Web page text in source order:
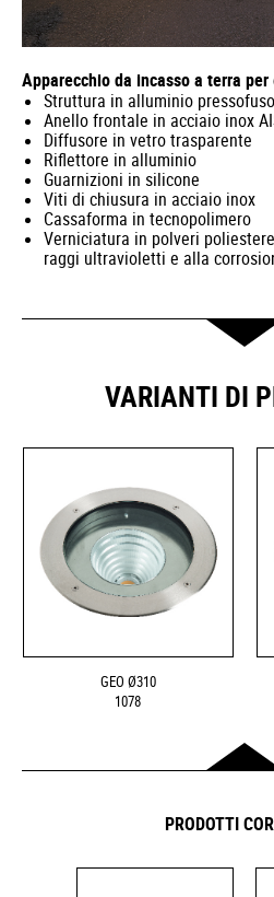
Apparecchio da incasso a terra
Struttura in alluminio pressofuso
Anello frontale in acciaio inox
Diffusore in vetro trasparente
Riflettore in alluminio
Guarnizioni in silicone
Viti di chiusura in acciaio inox
Cassaforma in tecnopolimero
Verniciatura in polveri
raggi ultravioletti e alla
VARIANTI DI
GEO Ø310
1078
PRODOTTI